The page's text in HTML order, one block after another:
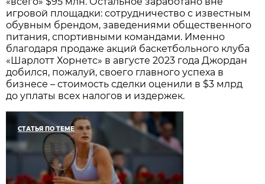
игровой площадки: сотрудничество с известным
обувным брендом, заведениями общественного
питания, спортивными командами. Именно
благодаря продаже акций баскетбольного клуба
«Шарлотт Хорнетс» в августе 2023 года Джордан
добился, пожалуй, своего главного успеха в
бизнесе – стоимость сделки оценили в $3 млрд
до уплаты всех налогов и издержек.
СТАТЬЯ ПО ТЕМЕ